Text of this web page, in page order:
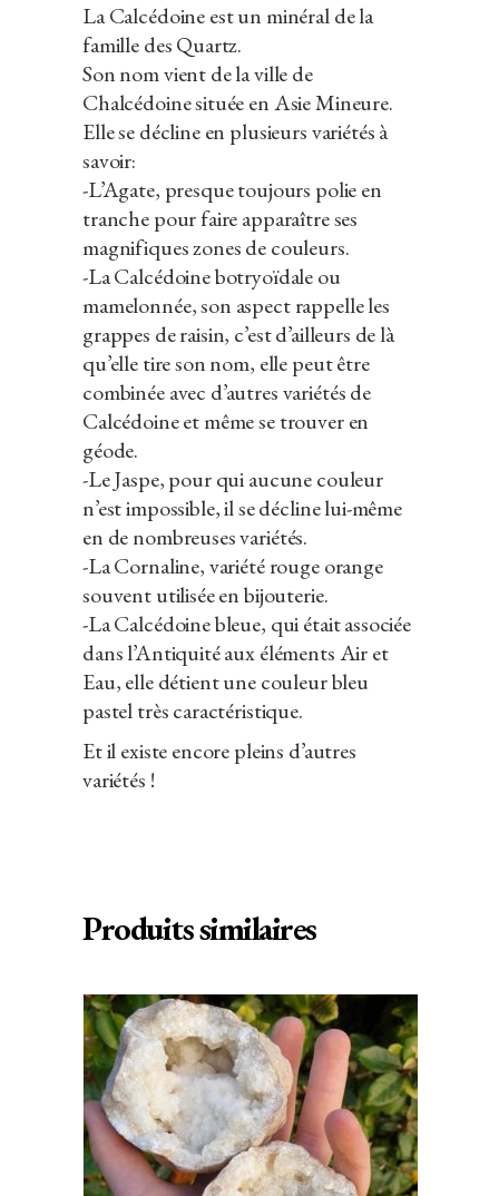
La Calcédoine est un minéral de la
famille des Quartz.
Son nom vient de la ville de
Chalcédoine située en Asie Mineure.
Elle se décline en plusieurs variétés à
savoir:
-L’Agate, presque toujours polie en
tranche pour faire apparaître ses
magnifiques zones de couleurs.
-La Calcédoine botryoïdale ou
mamelonnée, son aspect rappelle les
grappes de raisin, c’est d’ailleurs de là
qu’elle tire son nom, elle peut être
combinée avec d’autres variétés de
Calcédoine et même se trouver en
géode.
-Le Jaspe, pour qui aucune couleur
n’est impossible, il se décline lui-même
en de nombreuses variétés.
-La Cornaline, variété rouge orange
souvent utilisée en bijouterie.
-La Calcédoine bleue, qui était associée
dans l’Antiquité aux éléments Air et
Eau, elle détient une couleur bleu
pastel très caractéristique.
Et il existe encore pleins d’autres
variétés !
Produits similaires
AJOUTER AU PANIER